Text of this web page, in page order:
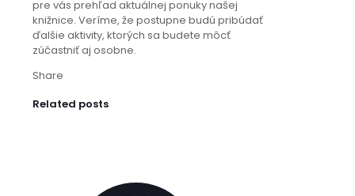
pre vás prehľad aktuálnej ponuky našej
knižnice. Veríme, že postupne budú pribúdať
ďalšie aktivity, ktorých sa budete môcť
zúčastniť aj osobne.
Share
Related posts